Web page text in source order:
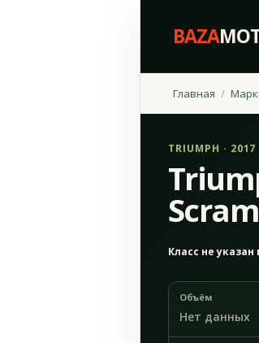
BAZA
Главная
TRIUMPH ·
Класс не указан
Объём
Нет данных